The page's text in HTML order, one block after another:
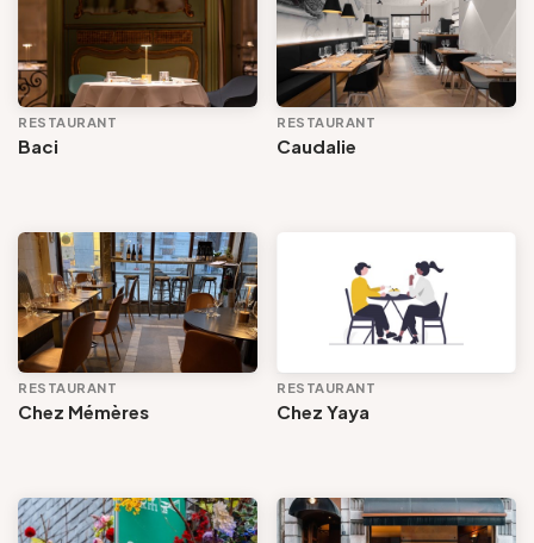
RESTAURANT
Baci
RESTAURANT
Caudalie
RESTAURANT
Chez Mémères
RESTAURANT
Chez Yaya